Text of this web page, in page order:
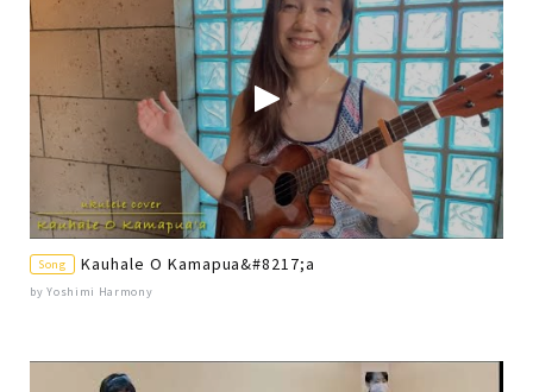
Song Kauhale O Kamapua&#8217;a
by Yoshimi Harmony